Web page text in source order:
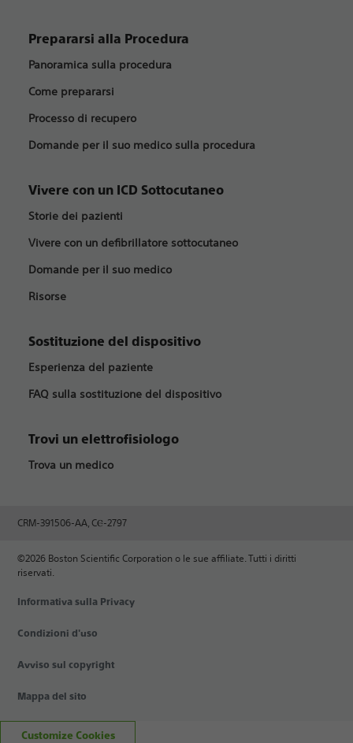
Prepararsi alla Procedura
Panoramica sulla procedura
Come prepararsi
Processo di recupero
Domande per il suo medico sulla procedura
Vivere con un ICD Sottocutaneo
Storie dei pazienti
Vivere con un defibrillatore sottocutaneo
Domande per il suo medico
Risorse
Sostituzione del dispositivo
Esperienza del paziente
FAQ sulla sostituzione del dispositivo
Trovi un elettrofisiologo
Trova un medico
CRM-391506-AA, CⲈ-2797
©2026 Boston Scientific Corporation o le sue affiliate. Tutti i diritti
riservati.
Informativa sulla Privacy
Condizioni d'uso
Avviso sul copyright
Mappa del sito
Customize Cookies